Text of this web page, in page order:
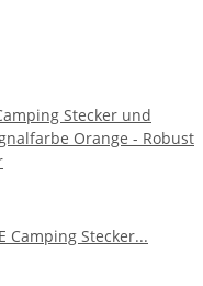
Stecker und
Orange - Robust